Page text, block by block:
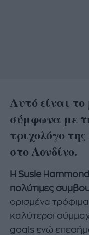
Αυτό είναι
σύμφωνα με
τριχολόγο
στο Λονδίνο.
Η Susie
πολύτιμες
ορισμένα τρόφιμα
καλύτεροι
goals ενώ